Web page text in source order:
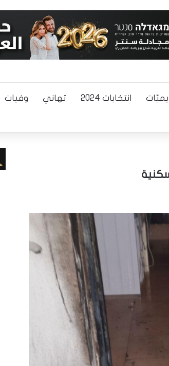
انتخابات 2024 تهاني وفيات